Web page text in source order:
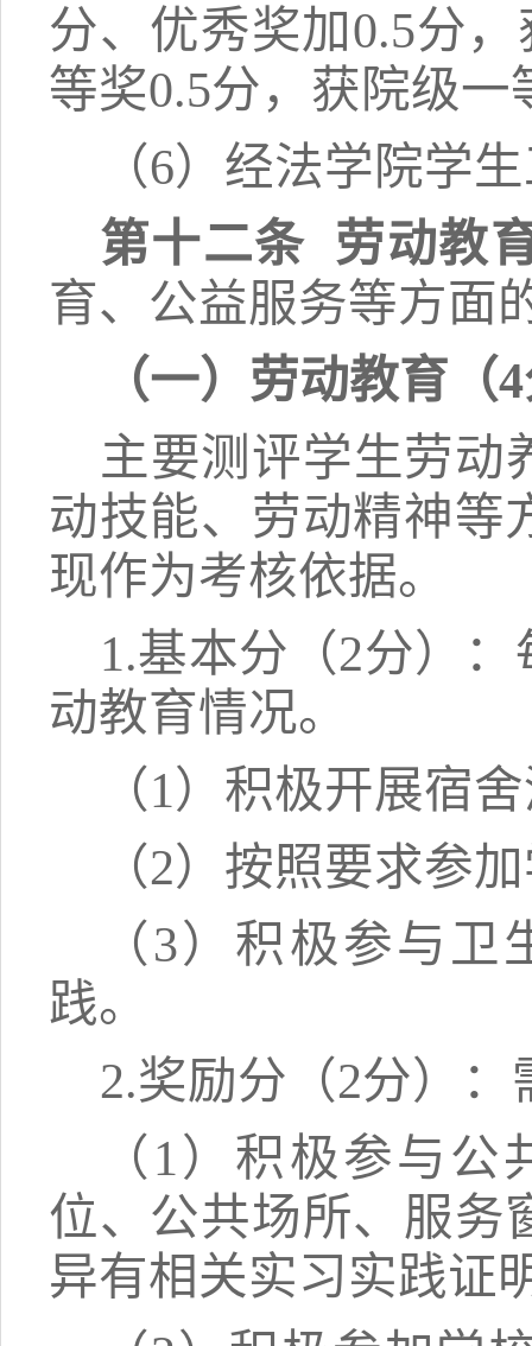
分、优秀奖加0.5分，
等奖0.5分，获院级
（6） 经法学院学
第十二条 劳动教
育、公益服务等方面
（一）劳动教育（
主要测评学生劳动
动技能、劳动精神等
现作为考核依据。
1.基本分 （2分）：
动教育情况。
（1）积极开展宿
（2）按照要求参
（ 3）积极参与卫
践。
2.奖励分（2分）
：
（ 1）积极参与公
位、公共场所、服务
异有相关实习实践证